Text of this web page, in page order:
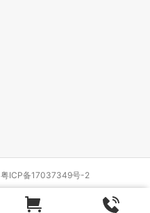
粤ICP备17037349号-2